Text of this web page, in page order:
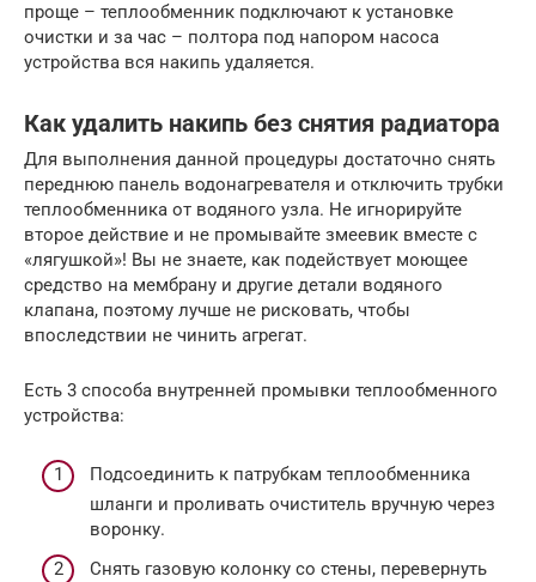
проще – теплообменник подключают к установке
очистки и за час – полтора под напором насоса
устройства вся накипь удаляется.
Как удалить накипь без снятия радиатора
Для выполнения данной процедуры достаточно снять
переднюю панель водонагревателя и отключить трубки
теплообменника от водяного узла. Не игнорируйте
второе действие и не промывайте змеевик вместе с
«лягушкой»! Вы не знаете, как подействует моющее
средство на мембрану и другие детали водяного
клапана, поэтому лучше не рисковать, чтобы
впоследствии не чинить агрегат.
Есть 3 способа внутренней промывки теплообменного
устройства:
Подсоединить к патрубкам теплообменника
шланги и проливать очиститель вручную через
воронку.
Снять газовую колонку со стены, перевернуть